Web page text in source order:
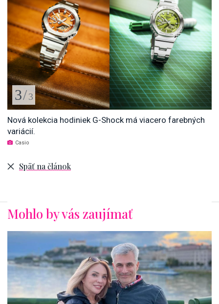
3/3
Nová kolekcia hodiniek G-Shock má viacero farebných
variácií.
Casio
Späť na článok
Mohlo by vás zaujímať